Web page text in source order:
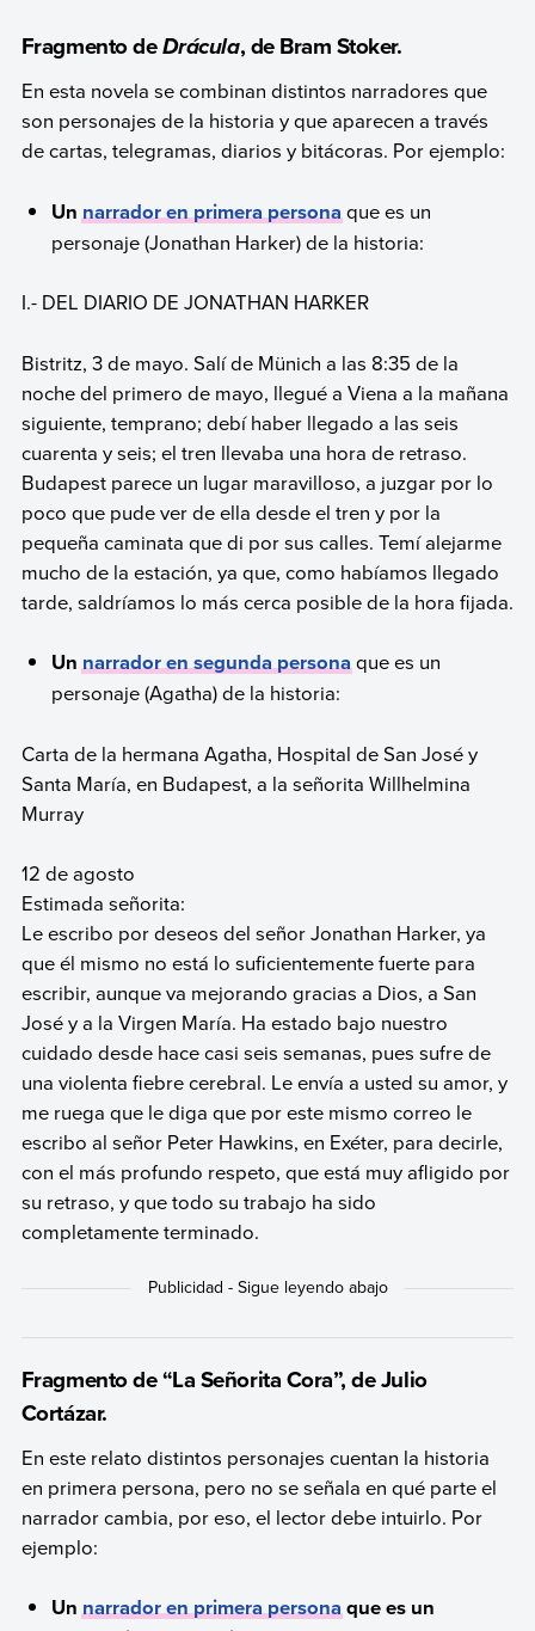
Fragmento deDrácula, de Bram Stoker.
En esta novela se combinan distintos narradores que
son personajes de la historia y que aparecen a través
de cartas, telegramas, diarios y bitácoras. Por ejemplo:
Unnarrador en primera personaque es un
personaje (Jonathan Harker) de la historia:
I.- DEL DIARIO DE JONATHAN HARKER
Bistritz, 3 de mayo. Salí de Münich a las 8:35 de la
noche del primero de mayo, llegué a Viena a la mañana
siguiente, temprano; debí haber llegado a las seis
cuarenta y seis; el tren llevaba una hora de retraso.
Budapest parece un lugar maravilloso, a juzgar por lo
poco que pude ver de ella desde el tren y por la
pequeña caminata que di por sus calles. Temí alejarme
mucho de la estación, ya que, como habíamos llegado
tarde, saldríamos lo más cerca posible de la hora fijada.
Unnarrador en segunda personaque es un
personaje (Agatha) de la historia:
Carta de la hermana Agatha, Hospital de San José y
Santa María, en Budapest, a la señorita Willhelmina
Murray
12 de agosto
Estimada señorita:
Le escribo por deseos del señor Jonathan Harker, ya
que él mismo no está lo suficientemente fuerte para
escribir, aunque va mejorando gracias a Dios, a San
José y a la Virgen María. Ha estado bajo nuestro
cuidado desde hace casi seis semanas, pues sufre de
una violenta fiebre cerebral. Le envía a usted su amor, y
me ruega que le diga que por este mismo correo le
escribo al señor Peter Hawkins, en Exéter, para decirle,
con el más profundo respeto, que está muy afligido por
su retraso, y que todo su trabajo ha sido
completamente terminado.
Fragmento de “La Señorita Cora”, de Julio
Cortázar.
En este relato distintos personajes cuentan la historia
en primera persona, pero no se señala en qué parte el
narrador cambia, por eso, el lector debe intuirlo. Por
ejemplo:
Unnarrador en primera personaque es un